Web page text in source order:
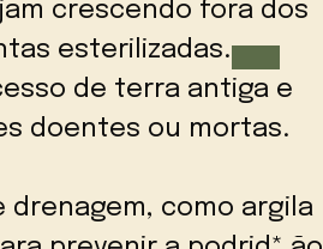
crescendo fora dos
esterilizadas.
de terra antiga e
doentes ou mortas.
drenagem, como argila